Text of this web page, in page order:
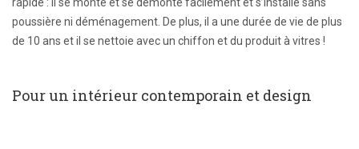
poussière ni déménagement. De plus, il a une durée de vie de plus
de 10 ans et il se nettoie avec un chiffon et du produit à vitres !
Pour un intérieur contemporain et design